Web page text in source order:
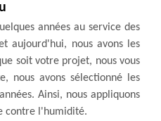
années au service des
aujourd'hui, nous avons les
soit votre projet, nous vous
nous avons sélectionné les
Ainsi, nous appliquons
contre l'humidité.